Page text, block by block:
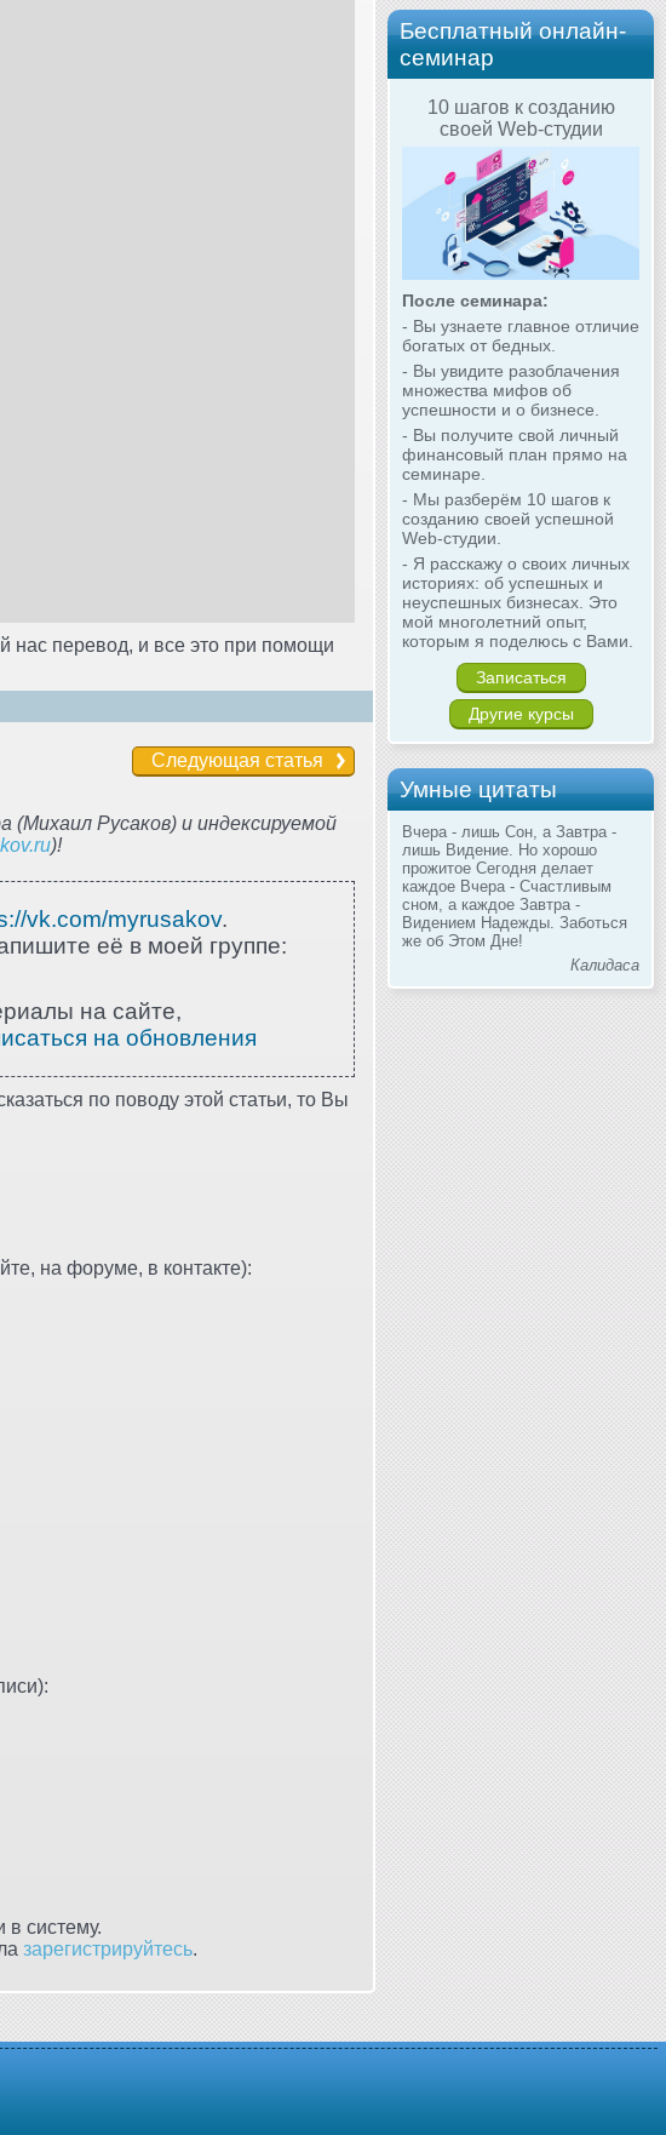
Бесплатный онлайн-
семинар
10 шагов к созданию
своей Web-студии
После семинара:
- Вы узнаете главное отличие
богатых от бедных.
- Вы увидите разоблачения
множества мифов об
успешности и о бизнесе.
- Вы получите свой личный
финансовый план прямо на
семинаре.
- Мы разберём 10 шагов к
созданию своей успешной
Web-студии.
- Я расскажу о своих личных
историях: об успешных и
неуспешных бизнесах. Это
мой многолетний опыт,
которым я поделюсь с Вами.
Записаться
Другие курсы
Умные цитаты
Вчера - лишь Сон, а Завтра -
лишь Видение. Но хорошо
прожитое Сегодня делает
каждое Вчера - Счастливым
сном, а каждое Завтра -
Видением Надежды. Заботься
же об Этом Дне!
Калидаса
нас перевод, и все это при помощи
Следующая статья
Русаков) и индексируемой
)!
vk.com/myrusakov.
её в моей группе:
на сайте,
на обновления
по поводу этой статьи, то Вы
на форуме, в контакте):
систему.
зарегистрируйтесь.